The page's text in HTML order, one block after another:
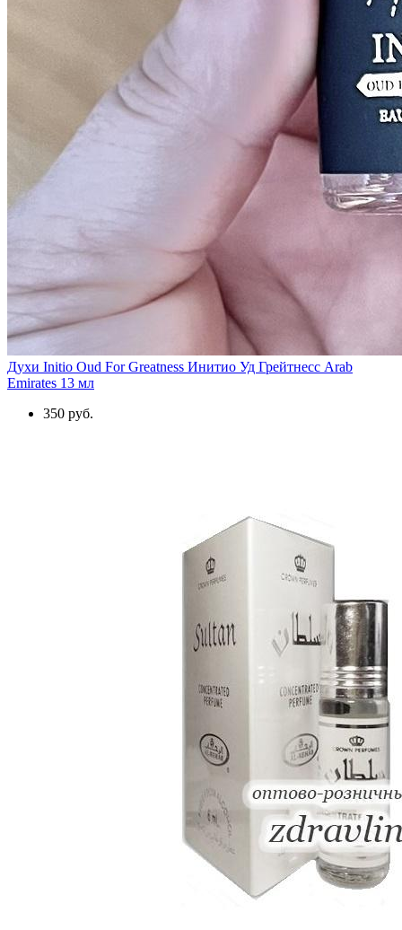
Духи Initio Oud For Greatness Инитио Уд Грейтнесс Arab
Emirates 13 мл
350 руб.